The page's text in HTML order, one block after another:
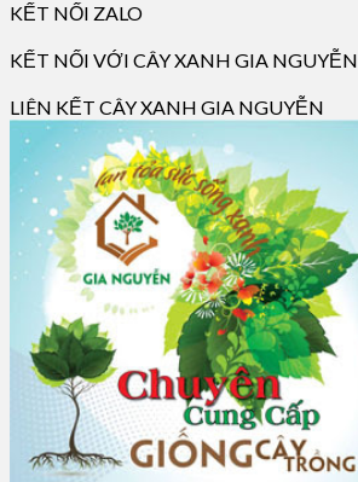
KẾT NỐI ZALO
KẾT NỐI VỚI CÂY XANH GIA NGUYỄN
LIÊN KẾT CÂY XANH GIA NGUYỄN